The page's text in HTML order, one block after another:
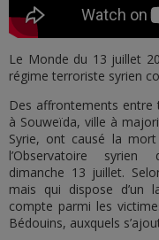
Le Monde du 13 juillet
régime terroriste syrien
Des affrontements
à Souweïda, ville à
Syrie, ont causé la
l’Observatoire
dimanche 13 juillet.
mais qui dispose d’un
compte parmi les
Bédouins, auxquels